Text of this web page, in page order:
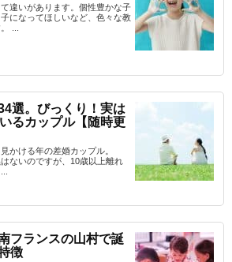
違いがあります。個性豊かな子
になってほしいなど、色々な教
...
選。びっくり！実は
るカップル【随時更
かける年の差婚カップル。
ないのですが、10歳以上離れ
フランスの山村で誕
徴